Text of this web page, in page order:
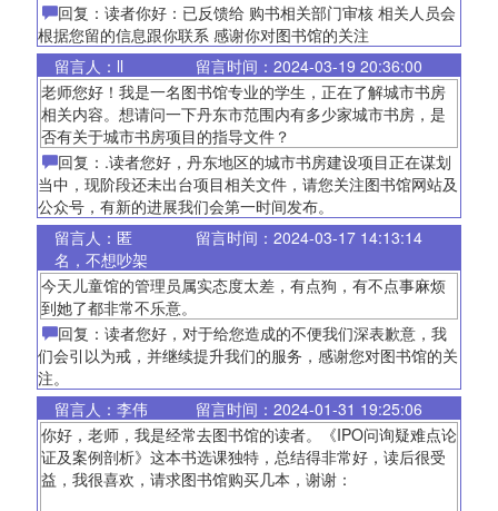
回复：读者你好：已反馈给 购书相关部门审核 相关人员会
根据您留的信息跟你联系 感谢你对图书馆的关注
留言人：ll
留言时间：2024-03-19 20:36:00
老师您好！我是一名图书馆专业的学生，正在了解城市书房
相关内容。想请问一下丹东市范围内有多少家城市书房，是
否有关于城市书房项目的指导文件？
回复：.读者您好，丹东地区的城市书房建设项目正在谋划
当中，现阶段还未出台项目相关文件，请您关注图书馆网站及
公众号，有新的进展我们会第一时间发布。
留言人：匿
名，不想吵架
留言时间：2024-03-17 14:13:14
今天儿童馆的管理员属实态度太差，有点狗，有不点事麻烦
到她了都非常不乐意。
回复：读者您好，对于给您造成的不便我们深表歉意，我
们会引以为戒，并继续提升我们的服务，感谢您对图书馆的关
注。
留言人：李伟
留言时间：2024-01-31 19:25:06
你好，老师，我是经常去图书馆的读者。《IPO问询疑难点论
证及案例剖析》这本书选课独特，总结得非常好，读后很受
益，我很喜欢，请求图书馆购买几本，谢谢：